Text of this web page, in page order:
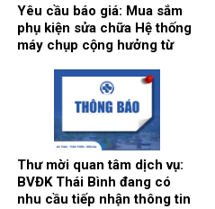
Yêu cầu báo giá: Mua sắm
phụ kiện sửa chữa Hệ thống
máy chụp cộng hưởng từ
Siemens tại Trung tâm
Chẩn đoán hình ảnh và Điện
quang can thiệp.
Thư mời quan tâm dịch vụ:
BVĐK Thái Bình đang có
nhu cầu tiếp nhận thông tin